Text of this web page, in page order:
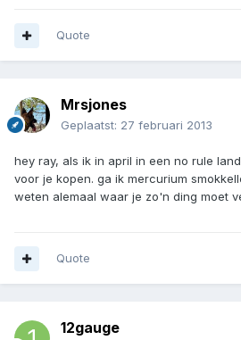
Quote
Mrsjones
Geplaatst: 27 februari 2013
hey ray, als ik in april in een no rule
voor je kopen. ga ik mercurium
weten alemaal waar je zo'n ding moet
Quote
12gauge